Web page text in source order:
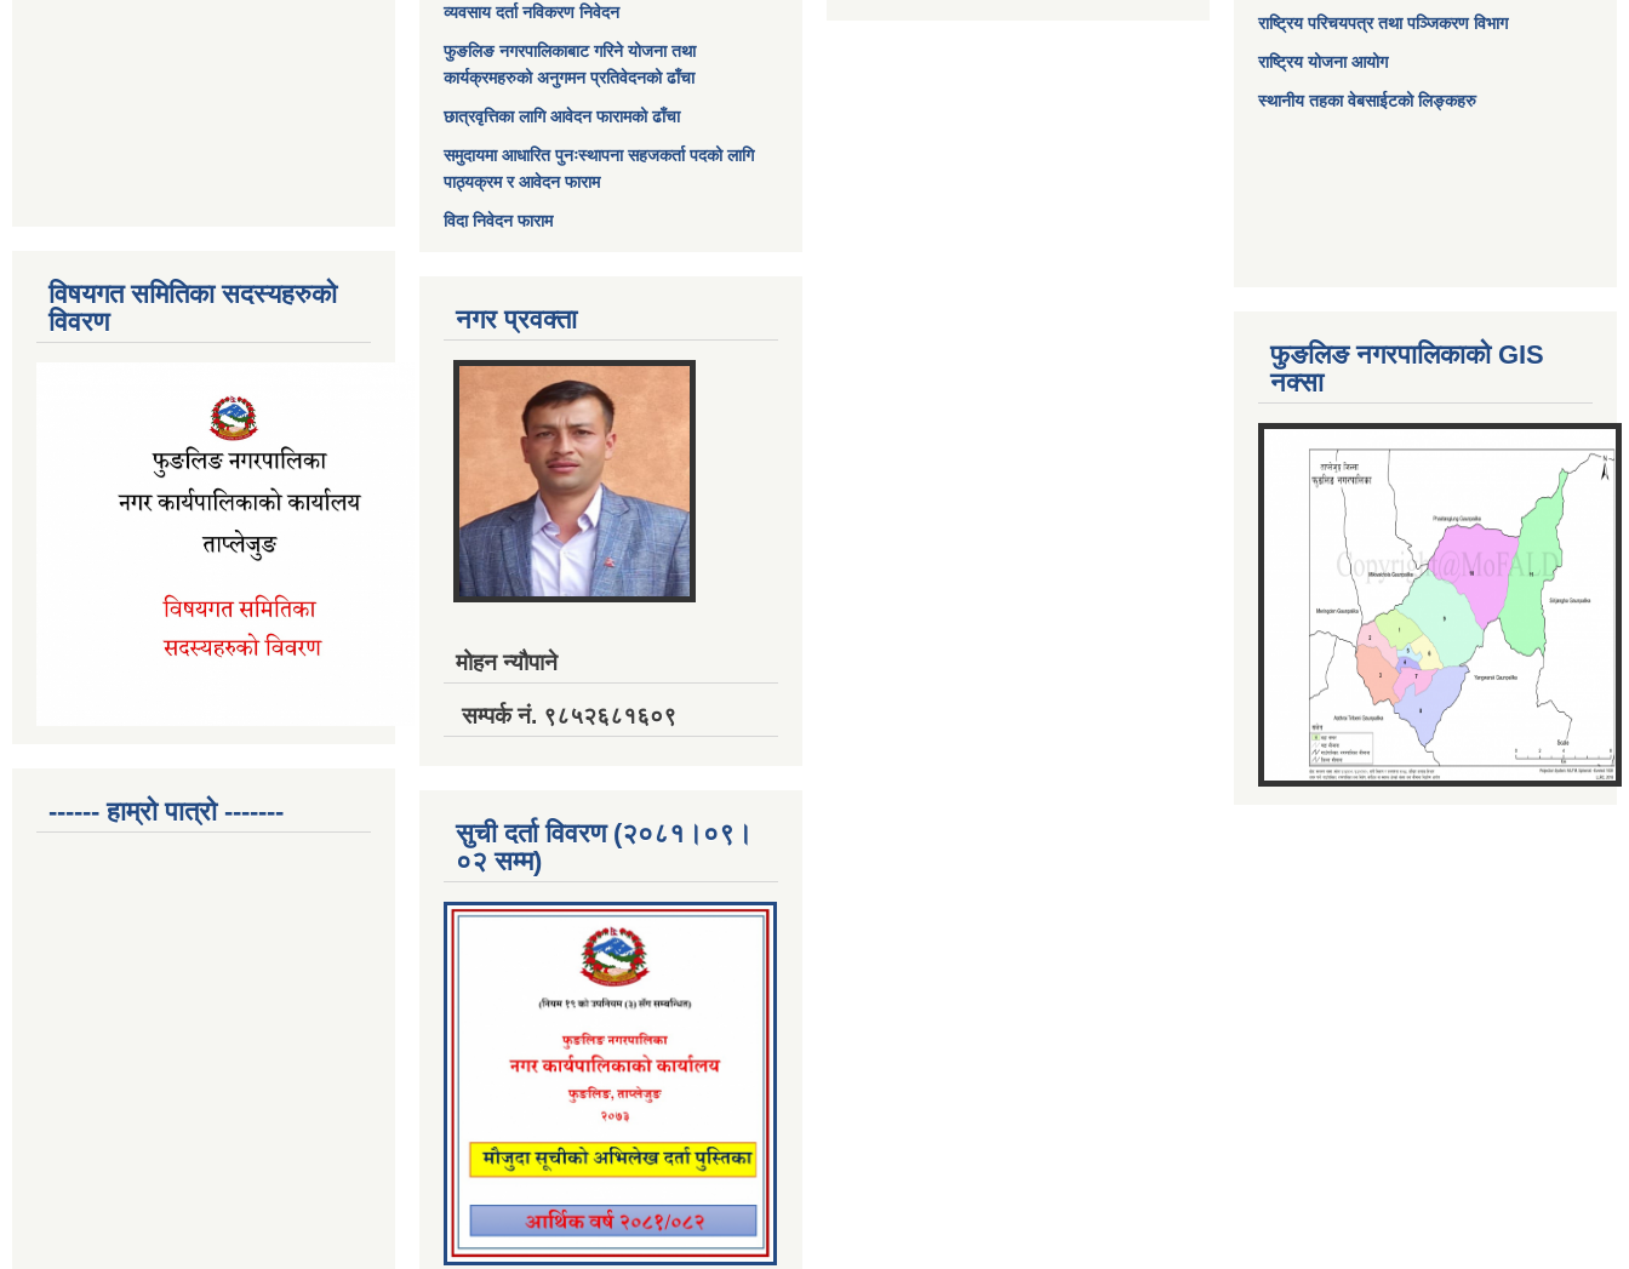
विषयगत समितिका सदस्यहरुको
विवरण
------ हाम्रो पात्रो -------
व्यवसाय दर्ता नविकरण निवेदन
फुङलिङ नगरपालिकाबाट गरिने योजना तथा
कार्यक्रमहरुको अनुगमन प्रतिवेदनको ढाँचा
छात्रवृत्तिका लागि आवेदन फारामको ढाँचा
समुदायमा आधारित पुनःस्थापना सहजकर्ता पदको लागि
पाठ्यक्रम र आवेदन फाराम
विदा निवेदन फाराम
नगर प्रवक्ता
मोहन न्यौपाने
सम्पर्क नं. ९८५२६८१६०९
सुची दर्ता विवरण (२०८१।०९।
०२ सम्म)
राष्ट्रिय परिचयपत्र तथा पञ्जिकरण विभाग
राष्ट्रिय योजना आयोग
स्थानीय तहका वेबसाईटको लिङ्कहरु
फुङलिङ नगरपालिकाको GIS
नक्सा